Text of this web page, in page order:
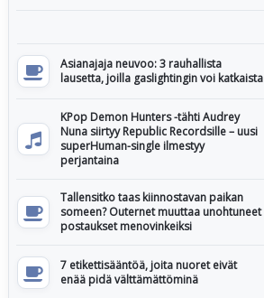
Asianajaja neuvoo: 3 rauhallista
lausetta, joilla gaslightingin voi katkaista
KPop Demon Hunters -tähti Audrey
Nuna siirtyy Republic Recordsille – uusi
superHuman-single ilmestyy
perjantaina
Tallensitko taas kiinnostavan paikan
someen? Outernet muuttaa unohtuneet
postaukset menovinkeiksi
7 etikettisääntöä, joita nuoret eivät
enää pidä välttämättöminä